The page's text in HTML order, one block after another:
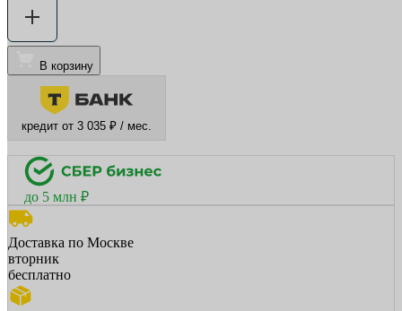
В корзину
кредит от 3 035 ₽ / мес.
до 5 млн ₽
Доставка по Москве
вторник
бесплатно